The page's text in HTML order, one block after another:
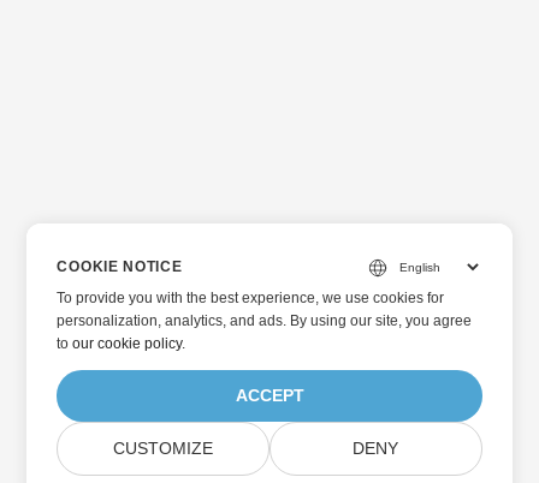
COOKIE NOTICE
To provide you with the best experience, we use cookies for
personalization, analytics, and ads. By using our site, you agree
toour cookie policy.
ACCEPT
CUSTOMIZE DENY